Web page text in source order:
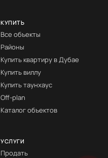
КУПИТЬ
Все объекты
Районы
Купить квартиру в Дубае
Купить виллу
Купить таунхаус
Off-plan
Каталог объектов
УСЛУГИ
Продать